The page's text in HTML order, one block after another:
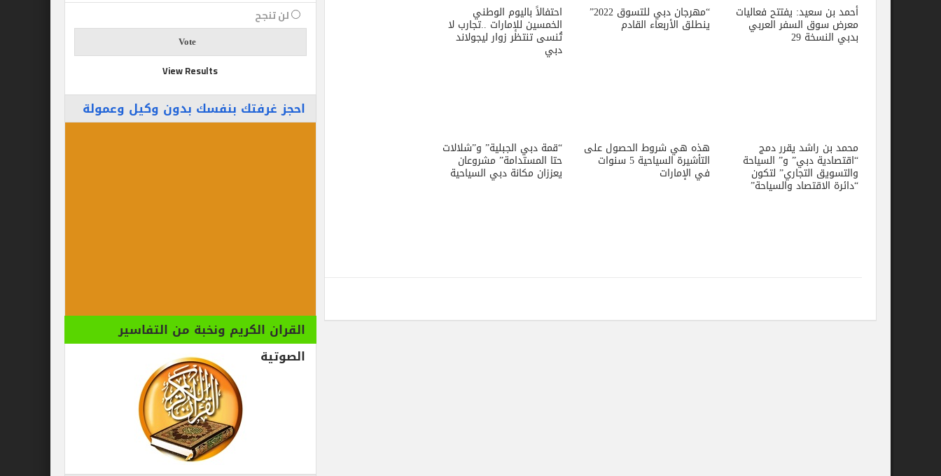
أحمد بن سعيد: يفتتح فعاليات
معرض سوق السفر العربي
بدبي النسخة 29
“مهرجان دبي للتسوق 2022”
ينطلق الأربعاء القادم
احتفالاً باليوم الوطني
الخمسين للإمارات ..تجارب لا
تُنسى تنتظر زوار ليجولاند
محمد بن راشد يقرر دمج
“اقتصادية دبي” و” السياحة
والتسويق التجاري” لتكون
“دائرة الاقتصاد والسياحة”
هذه هي شروط الحصول على
التأشيرة السياحية 5 سنوات
في الإمارات
“قمة دبي الجبلية” و”شلالات
حتا المستدامة” مشروعان
يعززان مكانة دبي السياحية
View Results
احجز غرفتك بنفسك بدون وكيل وعمولة
القران الكريم ونخبة من التفاسير